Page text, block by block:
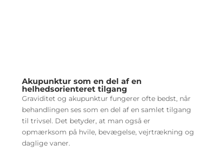
Akupunktur som en del af en
helhedsorienteret tilgang
Graviditet og akupunktur fungerer ofte bedst, når
behandlingen ses som en del af en samlet tilgang
til trivsel. Det betyder, at man også er
opmærksom på hvile, bevægelse, vejrtrækning og
daglige vaner.